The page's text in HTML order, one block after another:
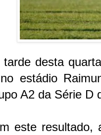
tarde desta
estádio
A2 da Série D
este resultado,